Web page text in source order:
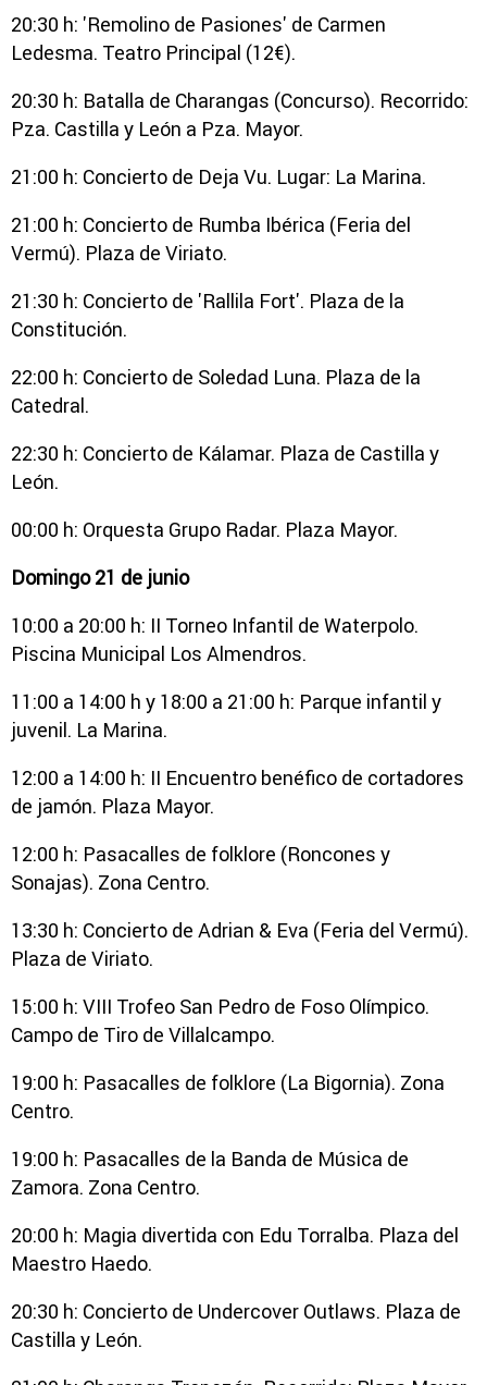
20:30 h: 'Remolino de Pasiones' de Carmen
Ledesma. Teatro Principal (12€).
20:30 h: Batalla de Charangas (Concurso). Recorrido:
Pza. Castilla y León a Pza. Mayor.
21:00 h: Concierto de Deja Vu. Lugar: La Marina.
21:00 h: Concierto de Rumba Ibérica (Feria del
Vermú). Plaza de Viriato.
21:30 h: Concierto de 'Rallila Fort'. Plaza de la
Constitución.
22:00 h: Concierto de Soledad Luna. Plaza de la
Catedral.
22:30 h: Concierto de Kálamar. Plaza de Castilla y
León.
00:00 h: Orquesta Grupo Radar. Plaza Mayor.
Domingo 21 de junio
10:00 a 20:00 h: II Torneo Infantil de Waterpolo.
Piscina Municipal Los Almendros.
11:00 a 14:00 h y 18:00 a 21:00 h: Parque infantil y
juvenil. La Marina.
12:00 a 14:00 h: II Encuentro benéfico de cortadores
de jamón. Plaza Mayor.
12:00 h: Pasacalles de folklore (Roncones y
Sonajas). Zona Centro.
13:30 h: Concierto de Adrian & Eva (Feria del Vermú).
Plaza de Viriato.
15:00 h: VIII Trofeo San Pedro de Foso Olímpico.
Campo de Tiro de Villalcampo.
19:00 h: Pasacalles de folklore (La Bigornia). Zona
Centro.
19:00 h: Pasacalles de la Banda de Música de
Zamora. Zona Centro.
20:00 h: Magia divertida con Edu Torralba. Plaza del
Maestro Haedo.
20:30 h: Concierto de Undercover Outlaws. Plaza de
Castilla y León.